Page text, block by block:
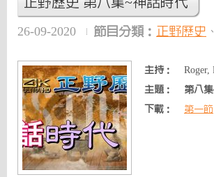
正野歷史 第八集~神話時代
26-09-2020 節目分類： 正野歷史 、
主持：
Roger,
主題：
第八
下載：
第一節